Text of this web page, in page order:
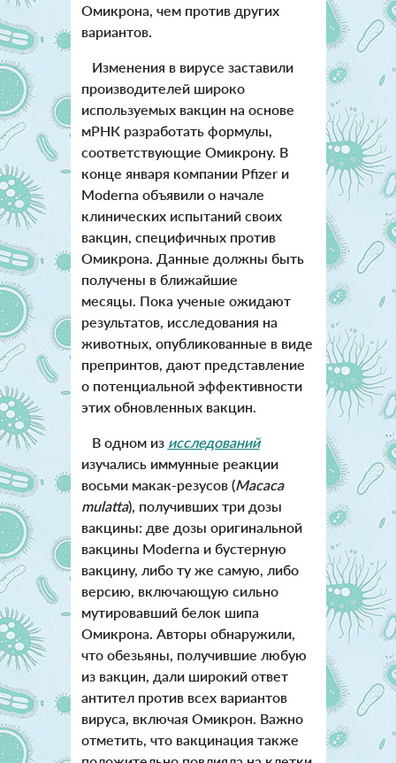
Омикрона, чем против других
вариантов.
Изменения в вирусе заставили
производителей широко
используемых вакцин на основе
мРНК разработать формулы,
соответствующие Омикрону. В
конце января компании Pfizer и
Moderna объявили о начале
клинических испытаний своих
вакцин, специфичных против
Омикрона. Данные должны быть
получены в ближайшие
месяцы. Пока ученые ожидают
результатов, исследования на
животных, опубликованные в виде
препринтов, дают представление
о потенциальной эффективности
этих обновленных вакцин.
В одном из исследований
изучались иммунные реакции
восьми макак-резусов (Macaca
mulatta), получивших три дозы
вакцины: две дозы оригинальной
вакцины Moderna и бустерную
вакцину, либо ту же самую, либо
версию, включающую сильно
мутировавший белок шипа
Омикрона. Авторы обнаружили,
что обезьяны, получившие любую
из вакцин, дали широкий ответ
антител против всех вариантов
вируса, включая Омикрон. Важно
отметить, что вакцинация также